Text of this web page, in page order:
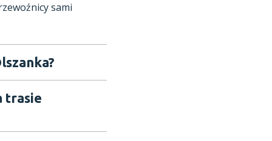
sami
trasie